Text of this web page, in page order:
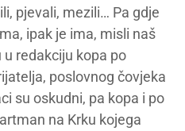
pjevali, mezili… Pa gdje
ipak je ima, misli naš
u redakciju kopa po
poslovnog čovjeka
su oskudni, pa kopa i po
na Krku kojega